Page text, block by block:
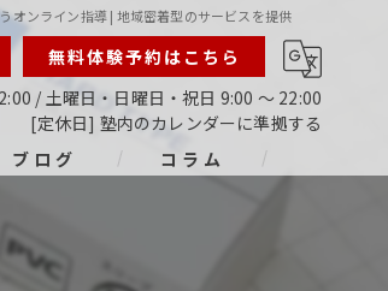
オンライン指導 | 地域密着型のサービスを提供
無料体験予約はこちら
/ 土曜日・日曜日・祝日 9:00 ～ 22:00
[定休日] 塾内のカレンダーに準拠する
ブログ コラム